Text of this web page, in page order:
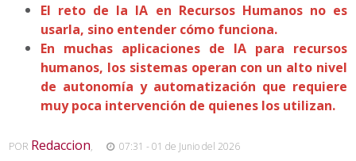
El reto de la IA en Recursos Humanos no es
usarla, sino entender cómo funciona.
En muchas aplicaciones de IA para recursos
humanos, los sistemas operan con un alto nivel
de autonomía y automatización que requiere
muy poca intervención de quienes los utilizan.
POR Redaccion, 07:31 - 01 de Junio del 2026